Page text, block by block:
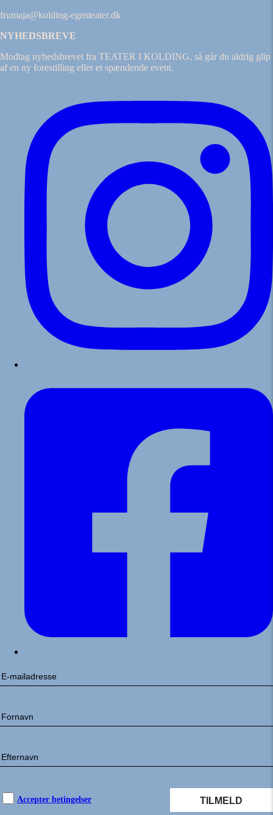
frumaja@kolding-egnsteater.dk
NYHEDSBREVE
Modtag nyhedsbrevet fra TEATER I KOLDING, så går du aldrig glip
af en ny forestilling eller et spændende event.
Accepter betingelser